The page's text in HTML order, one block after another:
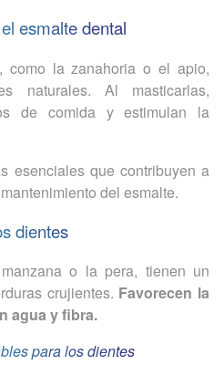
esmalte dental
como la zanahoria o el apio,
naturales. Al masticarlas,
de comida y estimulan la
esenciales que contribuyen a
del esmalte.
dientes
o la pera, tienen un
crujientes. Favorecen la
agua y fibra.
para los dientes